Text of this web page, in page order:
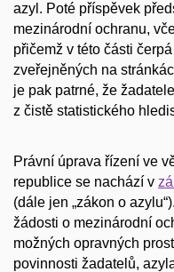
azyl. Poté příspěvek
mezinárodní ochranu,
přičemž v této části
zveřejněných na
je pak patrné, že
z čistě statistického
Právní úprava řízení ve
republice se nachází v
(dále jen „zákon o
žádosti o mezinárodní
možných opravných
povinnosti žadatelů,